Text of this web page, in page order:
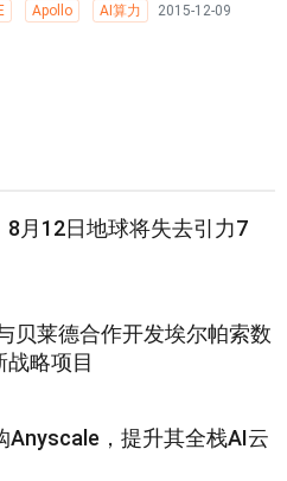
Apollo AI算力 2015-12-09
8月12日地球将失去引力7
贝莱德合作开发埃尔帕索数
战略项目
Anyscale，提升其全栈AI云